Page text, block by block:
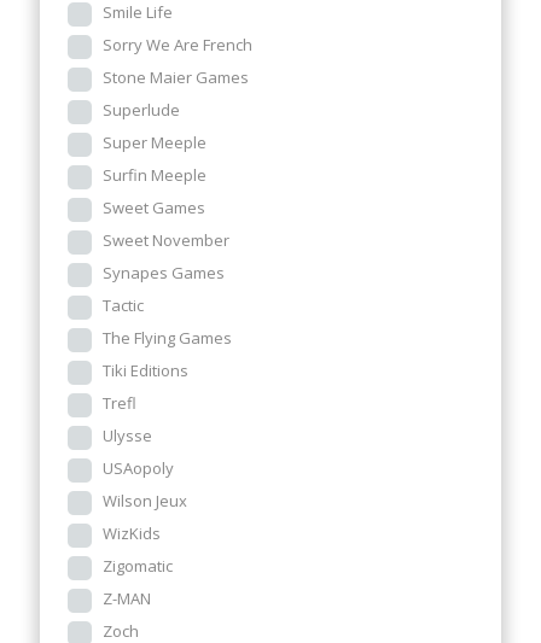
Smile Life
Sorry We Are French
Stone Maier Games
Superlude
Super Meeple
Surfin Meeple
Sweet Games
Sweet November
Synapes Games
Tactic
The Flying Games
Tiki Editions
Trefl
Ulysse
USAopoly
Wilson Jeux
WizKids
Zigomatic
Z-MAN
Zoch